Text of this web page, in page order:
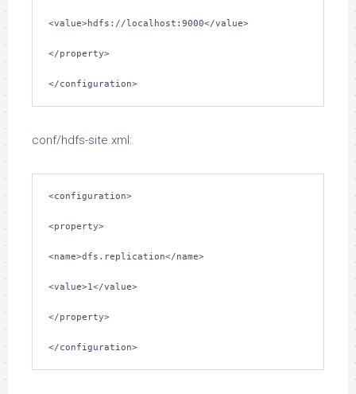
<value>hdfs://localhost:9000</value>
</property>
</configuration>
conf/hdfs-site.xml:
<configuration>
<property>
<name>dfs.replication</name>
<value>1</value>
</property>
</configuration>